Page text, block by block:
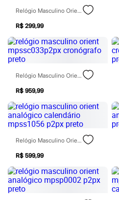
Mindset
Sawary
Yessica
Moda esportiva
Acessórios
Blusas
Calçados
Leggings
Shorts e Bermudas
Tops
Moda íntima
Calcinhas
Cintas e Modeladores
Meias
Pijamas
Sutiãs e Tops
Moda praia
Biquínis
Maiôs
Saídas de praia
Personagens
Relógio Masculino Orient Analógico Mbss1394 P2sx Prateado
R$ 299,99
Relógio Masculino Orient Mpssc033p2px Cronógrafo Preto
R$ 959,99
Relógio Masculino Orient Analógico Calendário Mpss1056 P2px Preto
R$ 599,99